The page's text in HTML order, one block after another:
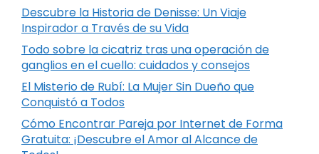
Descubre la Historia de Denisse: Un Viaje
Inspirador a Través de su Vida
Todo sobre la cicatriz tras una operación de
ganglios en el cuello: cuidados y consejos
El Misterio de Rubí: La Mujer Sin Dueño que
Conquistó a Todos
Cómo Encontrar Pareja por Internet de Forma
Gratuita: ¡Descubre el Amor al Alcance de